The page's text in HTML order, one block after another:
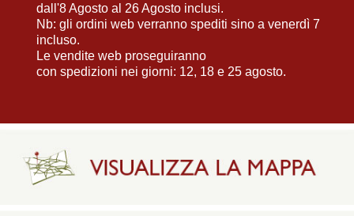
dall'8 Agosto al 26 Agosto inclusi.
Nb: gli ordini web verranno spediti sino a venerdì 7
incluso.
Le vendite web proseguiranno
con spedizioni nei giorni: 12, 18 e 25 agosto.